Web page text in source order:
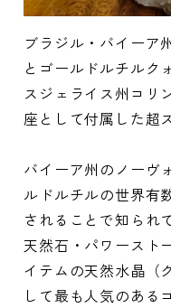
ブラジル・バイーア
とゴールドルチルク
スジェライス州コリ
座として付属した超
バイーア州のノーヴ
ルドルチルの世界有
されることで知られ
天然石・パワースト
イテムの天然水晶（
して最も人気のある